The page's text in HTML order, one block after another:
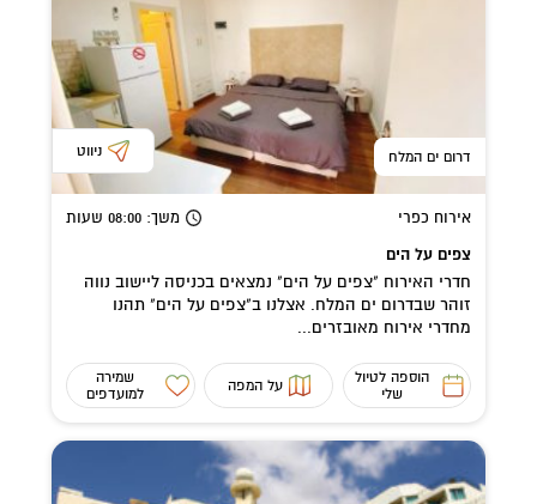
דרום ים המלח ניווט
אירוח כפרי משך: 08:00 שעות
צפים על הים
חדרי האירוח "צפים על הים" נמצאים בכניסה ליישוב נווה
זוהר שבדרום ים המלח. אצלנו ב"צפים על הים" תהנו
מחדרי אירוח מאובזרים...
הוספה לטיול
שלי
על המפה
שמירה
למועדפים